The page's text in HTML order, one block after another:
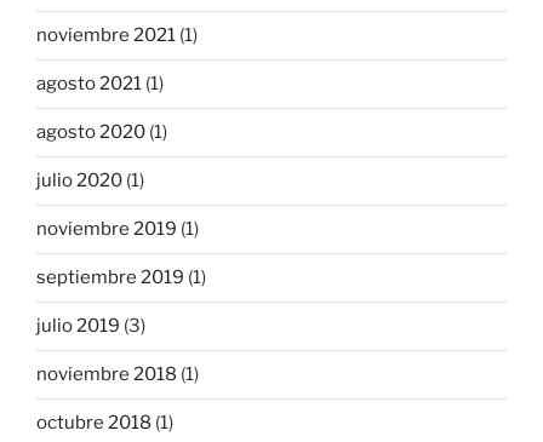
noviembre 2021 (1)
agosto 2021 (1)
agosto 2020 (1)
julio 2020 (1)
noviembre 2019 (1)
septiembre 2019 (1)
julio 2019 (3)
noviembre 2018 (1)
octubre 2018 (1)